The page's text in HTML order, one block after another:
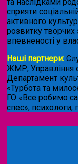
сприяти
активного
розвитку
впевненості у
Наші партнери:
ЖМР; Управління
Департамент
«Турбота та
ГО «Все робимо
спес»; психологи,